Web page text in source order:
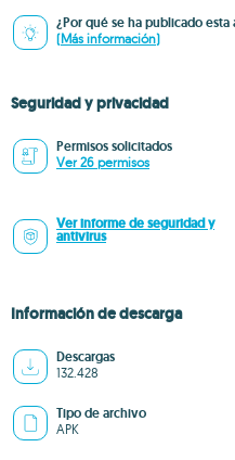
¿Por qué se ha publicado
(Más información)
Seguridad y privacidad
Permisos solicitados
Ver 26 permisos
Ver informe de seguridad y
antivirus
Información de descarga
Descargas
132.428
Tipo de archivo
APK